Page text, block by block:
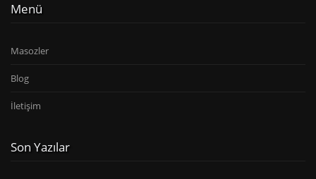
Menü
Masozler
Blog
İletişim
Son Yazılar